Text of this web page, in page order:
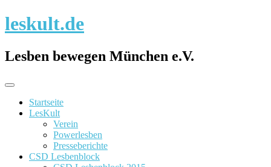
Skip
to
leskult.de
Lesben bewegen München e.V.
Startseite
LesKult
Verein
Powerlesben
Presseberichte
CSD Lesbenblock